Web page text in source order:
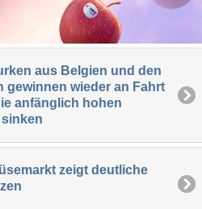
aus Belgien und den
gewinnen wieder an Fahrt
anfänglich hohen
zeigt deutliche